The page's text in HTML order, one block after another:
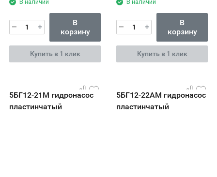
В наличии
В
корзину
Купить в 1 клик
В наличии
В
корзину
Купить в 1 клик
5БГ12-21М гидронасос
пластинчатый
5БГ12-22АМ гидронасос
пластинчатый